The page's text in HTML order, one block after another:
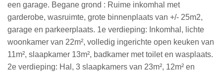
een garage. Begane grond : Ruime inkomhal met
garderobe, wasruimte, grote binnenplaats van +/- 25m2,
garage en parkeerplaats. 1e verdieping: Inkomhal, lichte
woonkamer van 22m², volledig ingerichte open keuken van
11m², slaapkamer 13m², badkamer met toilet en wasplaats.
2e verdieping: Hal, 3 slaapkamers van 23m², 12m² en